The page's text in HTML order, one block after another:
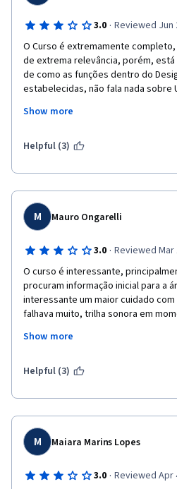
3.0 · Reviewed Jun
O Curso é extremamente
de extrema relevância, porém,
de como as funções dentro do
estabelecidas, não fala nada sobre
processo.
Além do mais, o curso perde muito
afetando demais no aprendizado,
feito. O curso é bom, porém peca
Show more
Helpful (3)
M Mauro Ongarelli
3.0 · Reviewed Mar
O curso é interessante,
procuram informação inicial para a
interessante um maior cuidado
falhava muito, trilha sonora em
concentração no estudo e alguns
um pouco despreparados
de avaliação dos colegas, achei que
Mas o curso é interessante.
Show more
Helpful (3)
M Maiara Marins Lopes
3.0 · Reviewed Apr